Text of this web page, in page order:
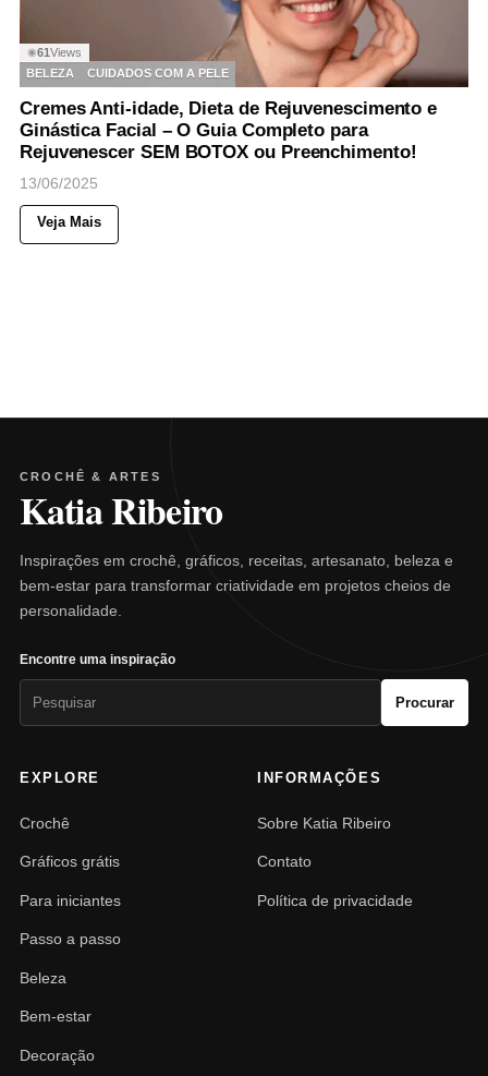
◉61Views
BELEZA
CUIDADOS COM A PELE
Cremes Anti-idade, Dieta de Rejuvenescimento e
Ginástica Facial – O Guia Completo para
Rejuvenescer SEM BOTOX ou Preenchimento!
13/06/2025
Veja Mais
CROCHÊ & ARTES
Katia Ribeiro
Inspirações em crochê, gráficos, receitas, artesanato, beleza e
bem-estar para transformar criatividade em projetos cheios de
personalidade.
Encontre uma inspiração
Procurar
EXPLORE
Crochê
Gráficos grátis
Para iniciantes
Passo a passo
Beleza
Bem-estar
Decoração
INFORMAÇÕES
Sobre Katia Ribeiro
Contato
Política de privacidade